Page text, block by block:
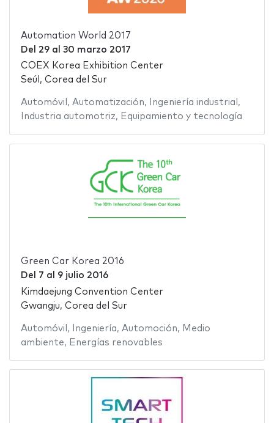
Automation World 2017
Del 29al 30 marzo 2017
COEX Korea Exhibition Center
Seúl, Corea del Sur
Automóvil , Automatización, Ingeniería industrial ,
Industria automotriz, Equipamiento y tecnología
Green Car Korea 2016
Del 7 al 9 julio 2016
Kimdaejung Convention Center
Gwangju, Corea del Sur
Automóvil , Ingeniería, Automoción, Medio
ambiente, Energías renovables